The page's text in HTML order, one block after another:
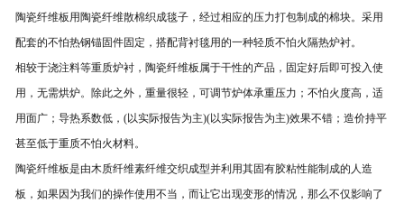
联系我们
陶瓷纤维板用陶瓷纤维散棉织成毯子，经过相应的压力打包制成的棉块。采用
配套的不怕热钢锚固件固定，搭配背衬毯用的一种轻质不怕火隔热炉衬。
相较于浇注料等重质炉衬，陶瓷纤维板属于干性的产品，固定好后即可投入使
用，无需烘炉。除此之外，重量很轻，可调节炉体承重压力；不怕火度高，适
用面广；导热系数低，(以实际报告为主)(以实际报告为主)效果不错；造价持平
甚至低于重质不怕火材料。
陶瓷纤维板是由木质纤维素纤维交织成型并利用其固有胶粘性能制成的人造
板，如果因为我们的操作使用不当，而让它出现变形的情况，那么不仅影响了